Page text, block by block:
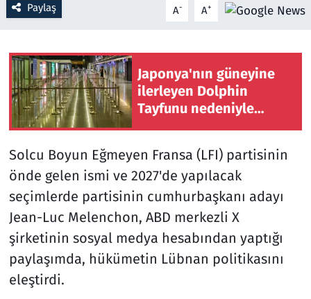
Paylaş A- A+
Japonya'nın güneyine
ilerleyen Dolphin
Tayfunu nedeniyle
Solcu Boyun Eğmeyen Fransa (LFI) partisinin
önde gelen ismi ve 2027'de yapılacak
seçimlerde partisinin cumhurbaşkanı adayı
Jean-Luc Melenchon, ABD merkezli X
şirketinin sosyal medya hesabından yaptığı
paylaşımda, hükümetin Lübnan politikasını
eleştirdi.
Seçim 2023
Spor
Teknoloji ve Bilim
Televizyon